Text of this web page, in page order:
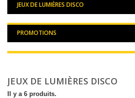
JEUX DE LUMIÈRES DISCO
PROMOTIONS
JEUX DE LUMIÈRES DISCO
Il y a 6 produits.